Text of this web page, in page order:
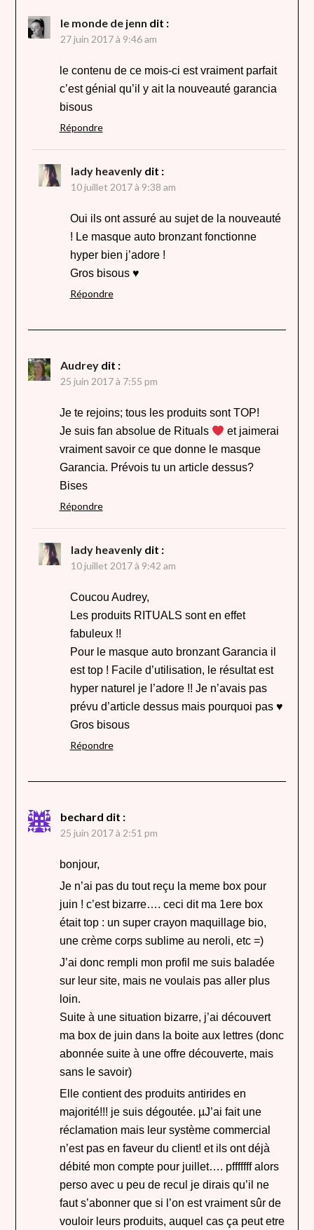
le monde de jenn dit :
27 juin 2017 à 9:46 am
le contenu de ce mois-ci est vraiment parfait
c’est génial qu’il y ait la nouveauté garancia
bisous
Répondre
lady heavenly dit :
10 juillet 2017 à 9:38 am
Oui ils ont assuré au sujet de la nouveauté
! Le masque auto bronzant fonctionne
hyper bien j’adore !
Gros bisous ♥
Répondre
Audrey dit :
25 juin 2017 à 7:55 pm
Je te rejoins; tous les produits sont TOP!
Je suis fan absolue de Rituals
et jaimerai
vraiment savoir ce que donne le masque
Garancia. Prévois tu un article dessus?
Bises
Répondre
lady heavenly dit :
10 juillet 2017 à 9:42 am
Coucou Audrey,
Les produits RITUALS sont en effet
fabuleux !!
Pour le masque auto bronzant Garancia il
est top ! Facile d’utilisation, le résultat est
hyper naturel je l’adore !! Je n’avais pas
prévu d’article dessus mais pourquoi pas ♥
Gros bisous
Répondre
bechard dit :
25 juin 2017 à 2:51 pm
bonjour,
Je n’ai pas du tout reçu la meme box pour
juin ! c’est bizarre…. ceci dit ma 1ere box
était top : un super crayon maquillage bio,
une crème corps sublime au neroli, etc =)
J’ai donc rempli mon profil me suis baladée
sur leur site, mais ne voulais pas aller plus
loin.
Suite à une situation bizarre, j’ai découvert
ma box de juin dans la boite aux lettres (donc
abonnée suite à une offre découverte, mais
sans le savoir)
Elle contient des produits antirides en
majorité!!! je suis dégoutée. µJ’ai fait une
réclamation mais leur système commercial
n’est pas en faveur du client! et ils ont déjà
débité mon compte pour juillet…. pfffffff alors
perso avec u peu de recul je dirais qu’il ne
faut s’abonner que si l’on est vraiment sûr de
vouloir leurs produits, auquel cas ça peut etre